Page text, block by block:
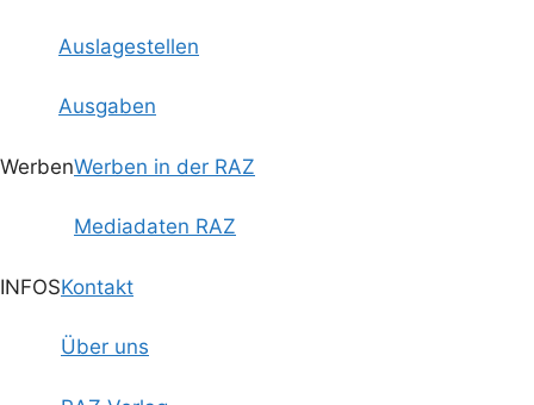
Auslagestellen
Ausgaben
WerbenWerben in der RAZ
Mediadaten RAZ
INFOSKontakt
Über uns